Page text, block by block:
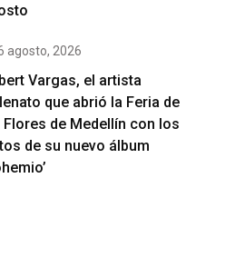
agosto, 2026
Vargas, el artista
que abrió la Feria de
Flores de Medellín con los
de su nuevo álbum